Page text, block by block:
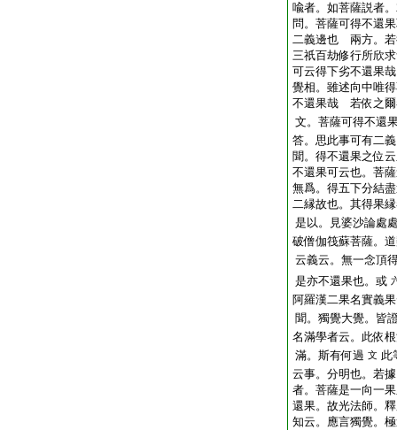
喩者。如菩薩説者
問。菩薩可得不還
二義邊也 兩方。若
三祇百劫修行所欣
可云得下劣不還果
覺相。雖述向中唯
不還果哉 若依之爾
文。菩薩可得不還
答。思此事可有二
聞。得不還果之位
不還果可云也。菩
無爲。得五下分結
二縁故也。其得果
是以。見婆沙論處
破僧伽筏蘇菩薩。
云義云。無一念頂
是亦不還果也。或
阿羅漢二果名實義
聞。獨覺大覺。皆
名滿學者云。此依
滿。斯有何過 文 此
云事。分明也。若
者。菩薩是一向一
還果。故光法師。
知云。應言獨覺。